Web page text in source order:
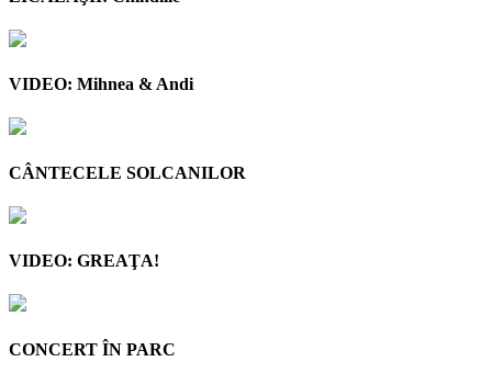
VIDEO: Mihnea & Andi
CÂNTECELE SOLCANILOR
VIDEO: GREAŢA!
CONCERT ÎN PARC